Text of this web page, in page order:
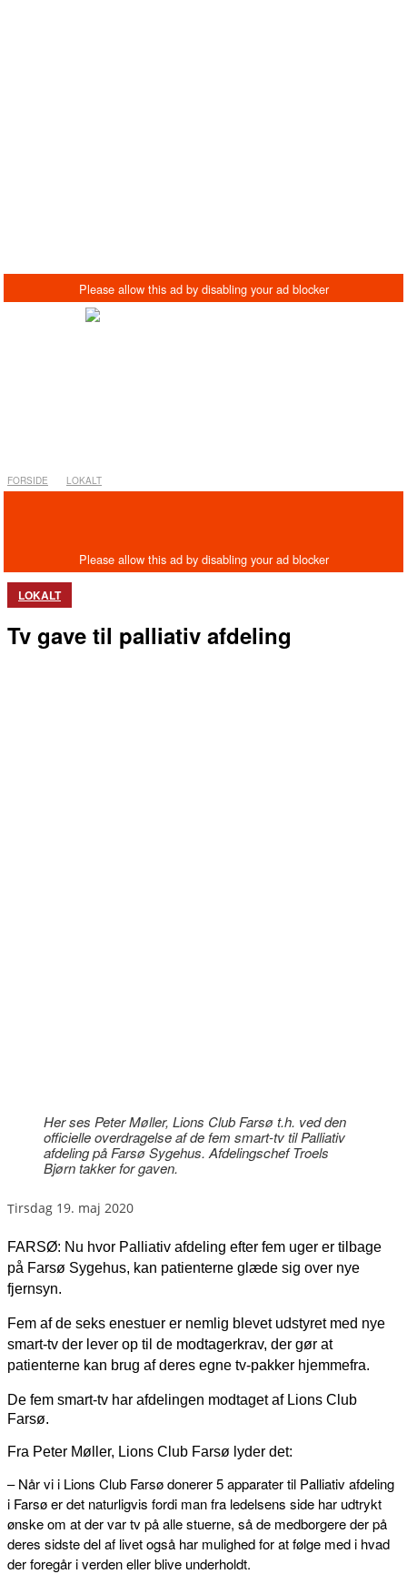
FORSIDE LOKALT
LOKALT
Tv gave til palliativ afdeling
Her ses Peter Møller, Lions Club Farsø t.h. ved den
officielle overdragelse af de fem smart-tv til Palliativ
afdeling på Farsø Sygehus. Afdelingschef Troels
Bjørn takker for gaven.
tirsdag 19. maj 2020
FARSØ: Nu hvor Palliativ afdeling efter fem uger er tilbage
på Farsø Sygehus, kan patienterne glæde sig over nye
fjernsyn.
Fem af de seks enestuer er nemlig blevet udstyret med nye
smart-tv der lever op til de modtagerkrav, der gør at
patienterne kan brug af deres egne tv-pakker hjemmefra.
De fem smart-tv har afdelingen modtaget af Lions Club
Farsø.
Fra Peter Møller, Lions Club Farsø lyder det:
– Når vi i Lions Club Farsø donerer 5 apparater til Palliativ afdeling
i Farsø er det naturligvis fordi man fra ledelsens side har udtrykt
ønske om at der var tv på alle stuerne, så de medborgere der på
deres sidste del af livet også har mulighed for at følge med i hvad
der foregår i verden eller blive underholdt.